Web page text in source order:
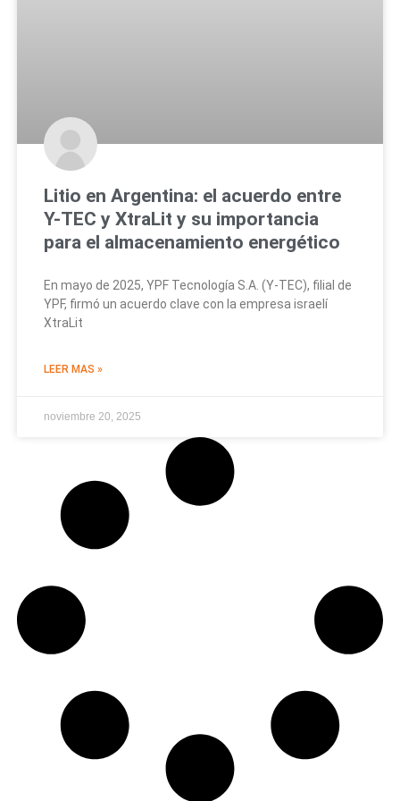
Litio en Argentina: el acuerdo entre
Y-TEC y XtraLit y su importancia
para el almacenamiento energético
En mayo de 2025, YPF Tecnología S.A. (Y-TEC), filial de
YPF, firmó un acuerdo clave con la empresa israelí
XtraLit
LEER MAS »
noviembre 20, 2025